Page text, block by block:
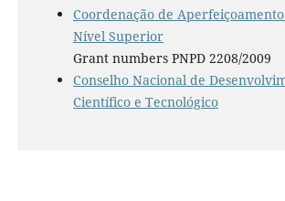
Coordenação de Aperfeiçoamento
Nível Superior
Grant numbers PNPD 2208/2009
Conselho Nacional de
Científico e Tecnológico